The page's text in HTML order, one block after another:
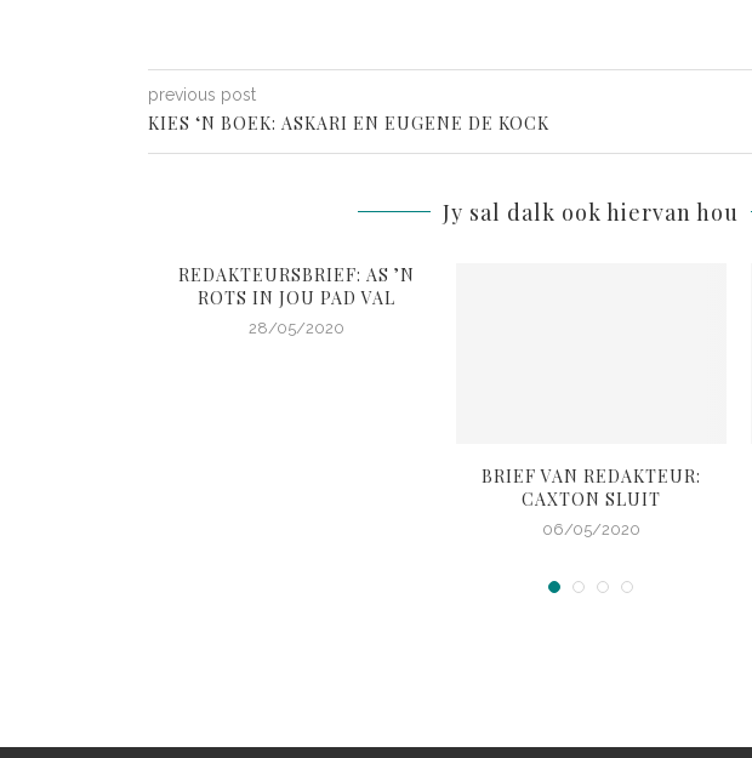
previous post
KIES ‘N BOEK: ASKARI EN EUGENE DE KOCK
Jy sal dalk ook hiervan hou
REDAKTEURSBRIEF: AS ’N
ROTS IN JOU PAD VAL
28/05/2020
BRIEF VAN REDAKTEUR:
CAXTON SLUIT
06/05/2020